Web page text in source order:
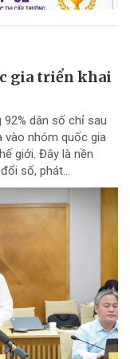
gia triển khai
dân số chỉ sau
vào nhóm quốc gia
giới. Đây là nền
số, phát...